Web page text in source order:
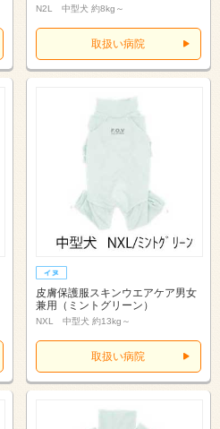
N2L 中型犬 約8kg～
取扱い病院
皮膚保護服スキンウエアケア男女
兼用（ミントグリーン）
NXL 中型犬 約13kg～
取扱い病院